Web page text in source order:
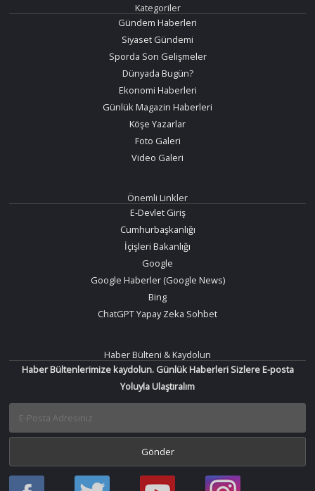
Kategoriler
Gündem Haberleri
Siyaset Gündemi
Sporda Son Gelişmeler
Dünyada Bugün?
Ekonomi Haberleri
Günlük Magazin Haberleri
Köşe Yazarlar
Foto Galeri
Video Galeri
Önemli Linkler
E-Devlet Giriş
Cumhurbaşkanlığı
İçişleri Bakanlığı
Google
Google Haberler (Google News)
Bing
ChatGPT Yapay Zeka Sohbet
Haber Bülteni & Kaydolun
Haber Bültenlerimize kaydolun. Günlük Haberleri Sizlere E-posta
Yoluyla Ulaştıralım
Haber
Haber
Bir
Bir